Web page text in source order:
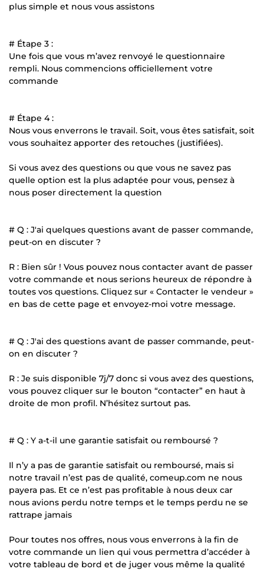
plus simple et nous vous assistons
# Étape 3 :
Une fois que vous m’avez renvoyé le questionnaire
rempli. Nous commencions officiellement votre
commande
# Étape 4 :
Nous vous enverrons le travail. Soit, vous êtes satisfait, soit
vous souhaitez apporter des retouches (justifiées).
Si vous avez des questions ou que vous ne savez pas
quelle option est la plus adaptée pour vous, pensez à
nous poser directement la question
# Q : J'ai quelques questions avant de passer commande,
peut-on en discuter ?
R : Bien sûr ! Vous pouvez nous contacter avant de passer
votre commande et nous serions heureux de répondre à
toutes vos questions. Cliquez sur « Contacter le vendeur »
en bas de cette page et envoyez-moi votre message.
# Q : J'ai des questions avant de passer commande, peut-
on en discuter ?
R : Je suis disponible 7j/7 donc si vous avez des questions,
vous pouvez cliquer sur le bouton “contacter” en haut à
droite de mon profil. N’hésitez surtout pas.
# Q : Y a-t-il une garantie satisfait ou remboursé ?
Il n’y a pas de garantie satisfait ou remboursé, mais si
notre travail n’est pas de qualité, comeup.com ne nous
payera pas. Et ce n’est pas profitable à nous deux car
nous avions perdu notre temps et le temps perdu ne se
rattrape jamais
Pour toutes nos offres, nous vous enverrons à la fin de
votre commande un lien qui vous permettra d’accéder à
votre tableau de bord et de juger vous même la qualité